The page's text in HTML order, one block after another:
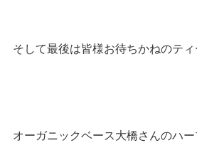
そして最後は皆様お待ちかねのティ
オーガニックベース大橋さんのハー